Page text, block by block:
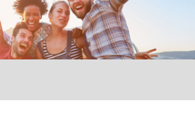
INICIO
CURSOS
QUIÉNES SOMOS
CONTACTO